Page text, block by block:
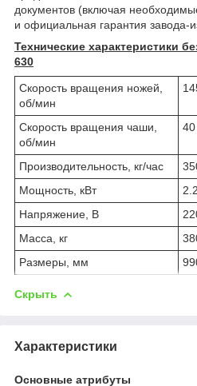
документов (включая
и официальная гарантия завода-
Технические характеристики
630
Скорость вращения ножей,
об/мин
Скорость вращения чаши,
об/мин
40
Производительность, кг/час
Мощность, кВт
2.2
Напряжение, В
Масса, кг
Размеры, мм
Скрыть
Характеристики
Основные атрибуты